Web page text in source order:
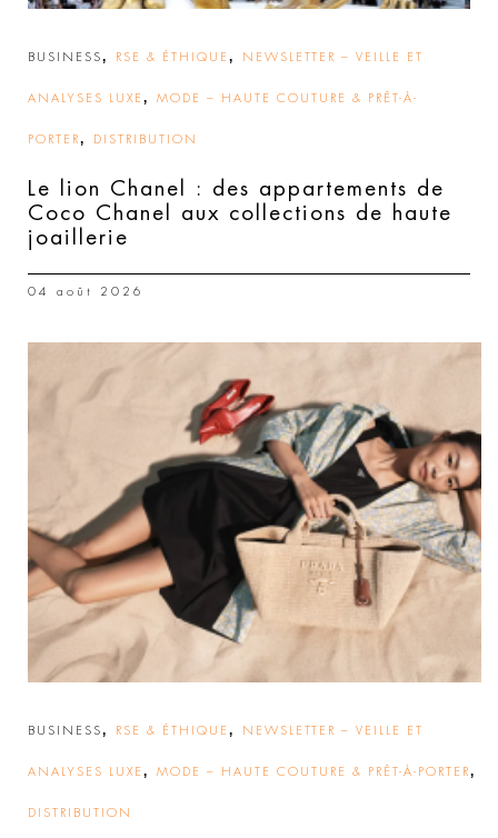
BUSINESS, RSE & ÉTHIQUE , NEWSLETTER – VEILLE ET
ANALYSES LUXE , MODE – HAUTE COUTURE & PRÊT-À-
PORTER, DISTRIBUTION
Le lion Chanel : des appartements de
Coco Chanel aux collections de haute
joaillerie
04 août 2026
BUSINESS, RSE & ÉTHIQUE , NEWSLETTER – VEILLE ET
ANALYSES LUXE , MODE – HAUTE COUTURE & PRÊT-À-PORTER,
DISTRIBUTION